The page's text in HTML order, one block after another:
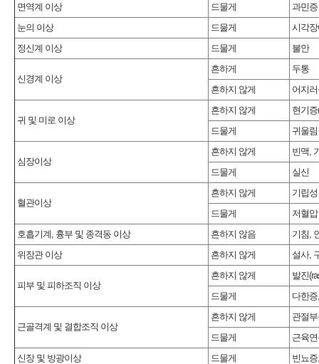
면역계 이상 드물게
과민증
눈의 이상
드물게
시각
정신계 이상
드물게 불안
신경계 이상
흔하게
두통
흔하지 않게
어지
귀 및 미로 이상
흔하지 않게
현기증
드물게
귀울림
심장이상
흔하지 않게
빈맥,
드물게
실신
혈관이상
흔하지 않게
기립
드물게
저혈압
호흡기계, 흉부 및 종격동 이상
흔하지 않음
기침,
위장관 이상
흔하지 않게 설사,
피부 및 피하조직 이상
흔하지 않게
발진
드물게
다한
근골격계 및 결합조직 이상
흔하지 않게
관절
드물게
근육
신장 및 방광이상
드물게
빈뇨